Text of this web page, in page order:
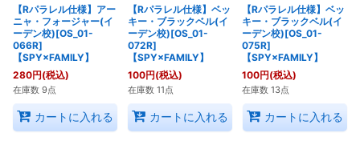
【Rパラレル仕様】アー
ニャ・フォージャー(イ
ーデン校)[OS_01-
066R]
【SPY×FAMILY】
280円(税込)
在庫数 9点
カートに入れる
【Rパラレル仕様】ベッ
キー・ブラックベル(イ
ーデン校)[OS_01-
072R]
【SPY×FAMILY】
100円(税込)
在庫数 11点
カートに入れる
【Rパラレル仕様】ベッ
キー・ブラックベル(イ
ーデン校)[OS_01-
075R]
【SPY×FAMILY】
100円(税込)
在庫数 13点
カートに入れる